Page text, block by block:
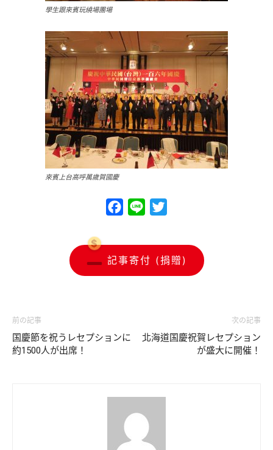
學生跟來賓玩繞場團場
來賓上台高呼萬歲賀國慶
Facebook
Line
記事寄付 (捐贈)
前の記事
国慶節を祝うレセプションに
約1500人が出席！
次の記事
北海道国慶祝賀レセプション
が盛大に開催！